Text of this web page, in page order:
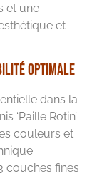
et une
et
optimale
dans la
‘Paille Rotin’
couleurs et
couches fines